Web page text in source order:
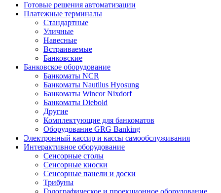
Готовые решения автоматизации
Платежные терминалы
Стандартные
Уличные
Навесные
Встраиваемые
Банковские
Банковское оборудование
Банкоматы NCR
Банкоматы Nautilus Hyosung
Банкоматы Wincor Nixdorf
Банкоматы Diebold
Другие
Комплектующие для банкоматов
Оборудование GRG Banking
Электронный кассир и кассы самообслуживания
Интерактивное оборудование
Сенсорные столы
Сенсорные киоски
Сенсорные панели и доски
Трибуны
Голографическое и проекционное оборудование